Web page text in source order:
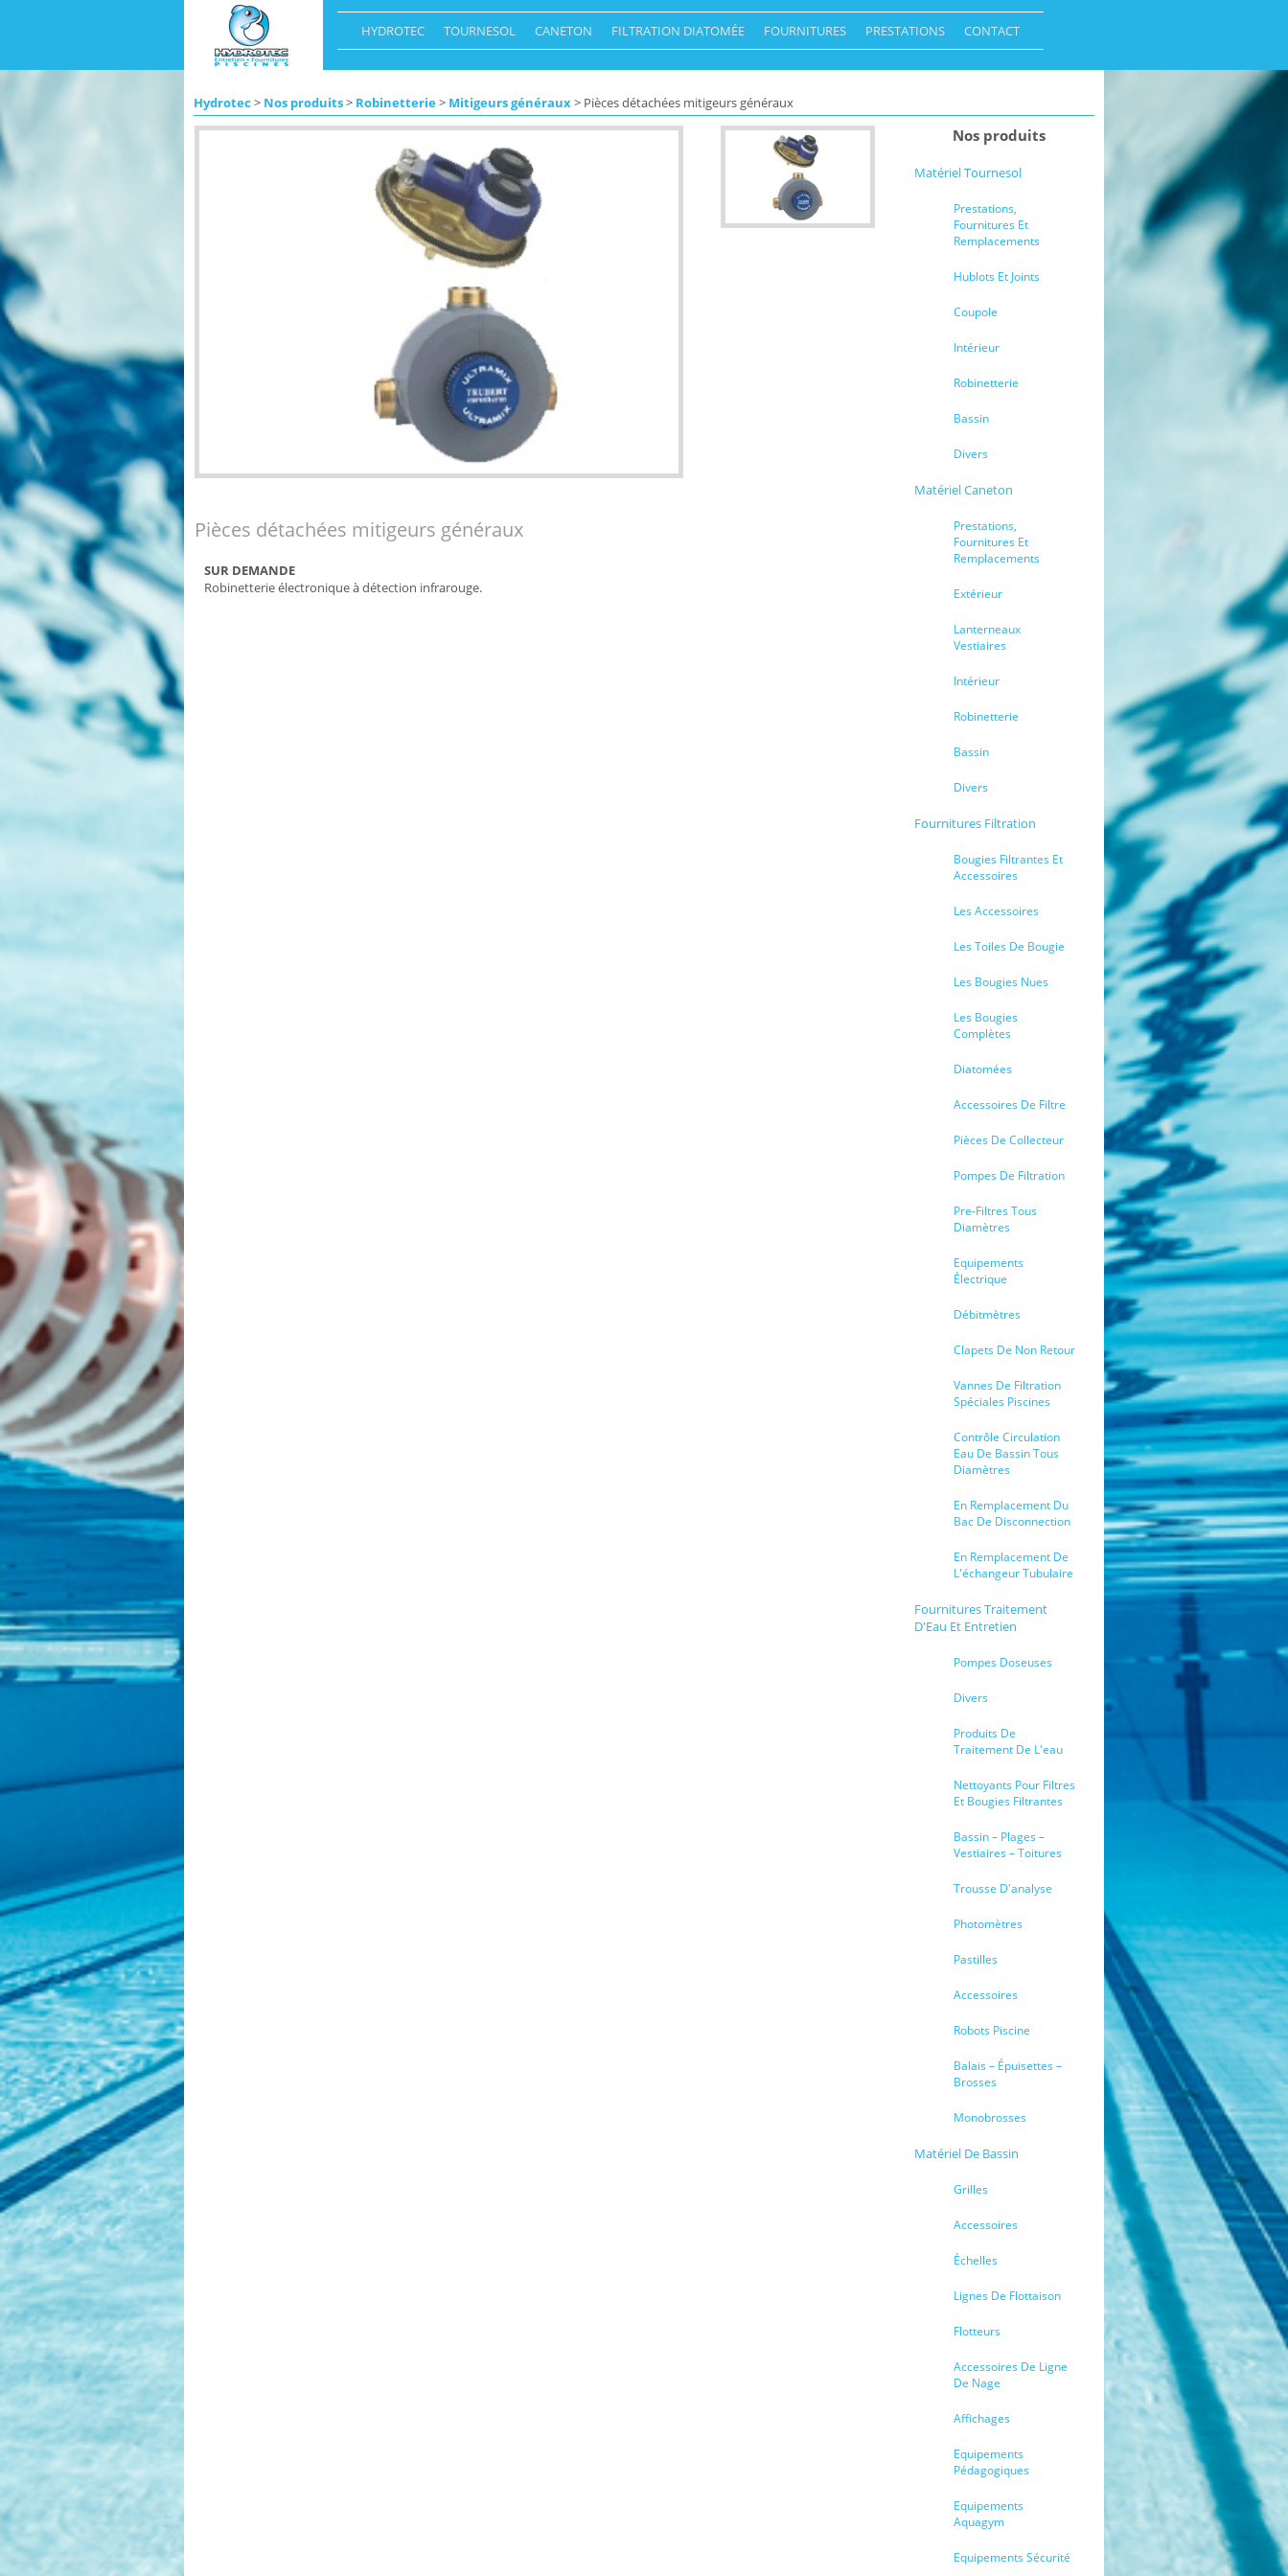
HYDROTEC TOURNESOL CANETON FILTRATION DIATOMÉE FOURNITURES PRESTATIONS CONTACT
Hydrotec > Nos produits> Robinetterie> Mitigeurs généraux> Pièces détachées mitigeurs généraux
Nos produits
Matériel Tournesol
Prestations,
Fournitures Et
Remplacements
Hublots Et Joints
Coupole
Intérieur
Robinetterie
Bassin
Divers
Matériel Caneton
Prestations,
Fournitures Et
Remplacements
Extérieur
Lanterneaux
Vestiaires
Intérieur
Robinetterie
Bassin
Divers
Fournitures Filtration
Bougies Filtrantes Et
Accessoires
Les Accessoires
Les Toiles De Bougie
Les Bougies Nues
Les Bougies
Complètes
Diatomées
Accessoires De Filtre
Pièces De Collecteur
Pompes De Filtration
Pre-Filtres Tous
Diamètres
Equipements
Électrique
Débitmètres
Clapets De Non Retour
Vannes De Filtration
Spéciales Piscines
Contrôle Circulation
Eau De Bassin Tous
Diamètres
En Remplacement Du
Bac De Disconnection
En Remplacement De
L'échangeur Tubulaire
Fournitures Traitement
D'Eau Et Entretien
Pompes Doseuses
Divers
Produits De
Traitement De L'eau
Nettoyants Pour Filtres
Et Bougies Filtrantes
Bassin – Plages –
Vestiaires – Toitures
Trousse D'analyse
Photomètres
Pastilles
Accessoires
Robots Piscine
Balais – Épuisettes –
Brosses
Monobrosses
Matériel De Bassin
Grilles
Accessoires
Échelles
Lignes De Flottaison
Flotteurs
Accessoires De Ligne
De Nage
Affichages
Equipements
Pédagogiques
Equipements
Aquagym
Equipements Sécurité
Pièces détachées mitigeurs généraux
SUR DEMANDE
Robinetterie électronique à détection infrarouge.